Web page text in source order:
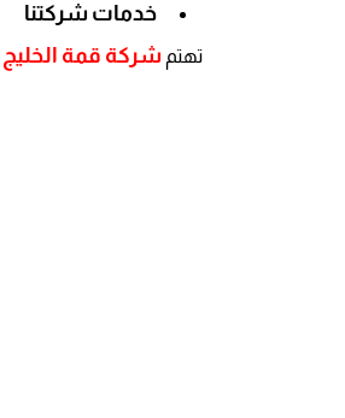
خدمات شركتنا
تهتم شركة قمة الخليج